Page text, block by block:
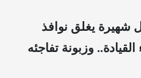
يغلق نوافذ
وزبونة تفاجئه